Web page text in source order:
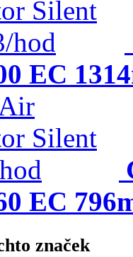
EC
EC
značek